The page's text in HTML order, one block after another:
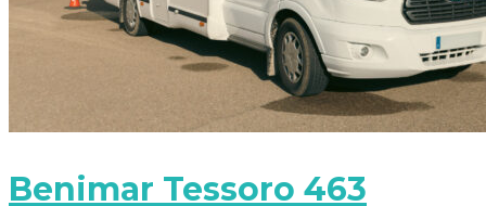
Benimar Tessoro 463